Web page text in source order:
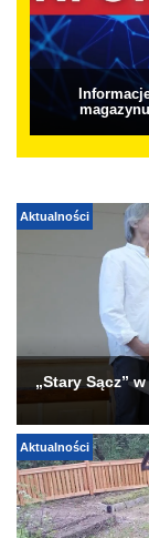
Aktualności
„Stary Sącz”
Aktualności